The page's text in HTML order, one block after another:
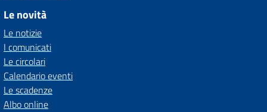
Le novità
Le notizie
I comunicati
Le circolari
Calendario eventi
Le scadenze
Albo online